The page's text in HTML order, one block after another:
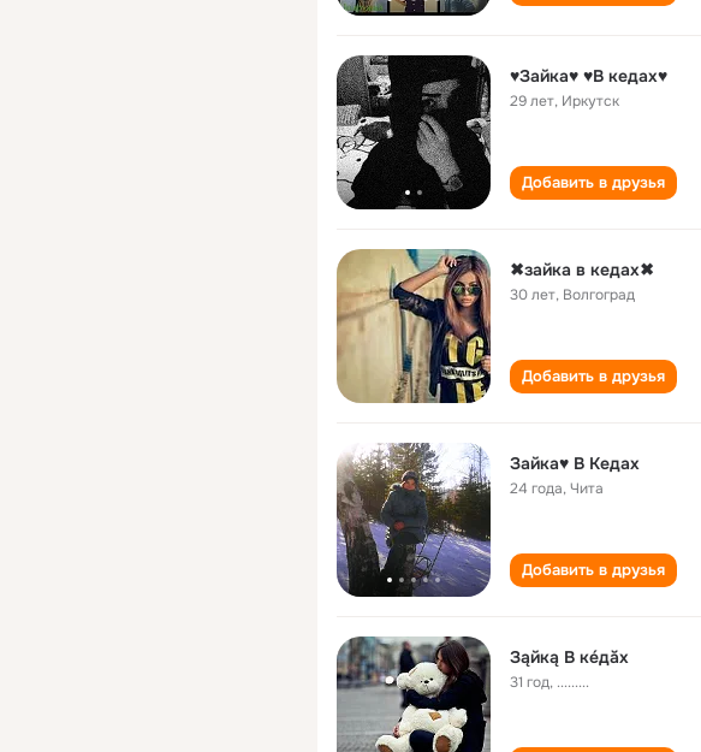
♥Зайка♥ ♥В кедах♥
29 лет, Иркутск
Добавить в друзья
✖зайка в кедах✖
30 лет, Волгоград
Добавить в друзья
Зайка♥ В Кедах
24 года,Чита
Добавить в друзья
Зąйкą В кéдăх
31 год, .........